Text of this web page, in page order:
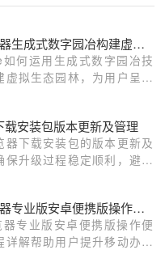
Chrome浏览器生成式数字园冶构建虚拟生态园林
何运用生成式数字园冶技
虚拟生态园林，为用户呈现
载安装包版本更新及管理
器下载安装包的版本更新及
保升级过程稳定顺利，避免
Chrome浏览器专业版安卓便携版操作流程详解
专业版安卓便携版操作便
详解帮助用户提升移动办公